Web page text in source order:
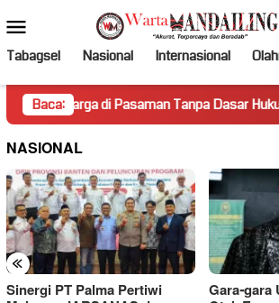
ke
kontenMobile
Tabagsel Nasional Internasional
Baca:
di Pasaman Tanpa Dasar Hukum Picu
NASIONAL
«
Sinergi PT Palma Pertiwi Gara-gara